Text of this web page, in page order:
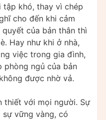
khó, thay vì chép
cho đến khi cảm
của bản thân thì
Hay như khi ở nhà,
việc trong gia đình,
phòng ngủ của bản
được nhờ vả.
thiết với mọi người. Sự
vững vàng, có